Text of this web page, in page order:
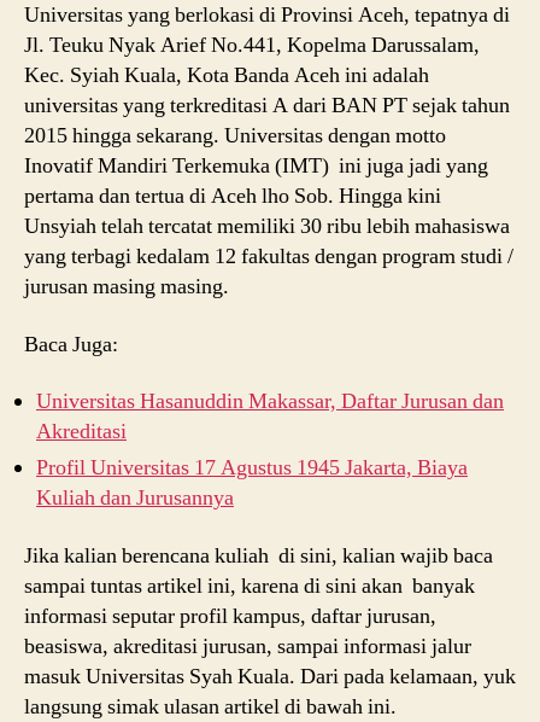
Universitas yang berlokasi di Provinsi Aceh, tepatnya di
Jl. Teuku Nyak Arief No.441, Kopelma Darussalam,
Kec. Syiah Kuala, Kota Banda Aceh ini adalah
universitas yang terkreditasi A dari BAN PT sejak tahun
2015 hingga sekarang. Universitas dengan motto
Inovatif Mandiri Terkemuka (IMT) ini juga jadi yang
pertama dan tertua di Aceh lho Sob. Hingga kini
Unsyiah telah tercatat memiliki 30 ribu lebih mahasiswa
yang terbagi kedalam 12 fakultas dengan program studi /
jurusan masing masing.
Baca Juga:
Universitas Hasanuddin Makassar, Daftar Jurusan dan
Akreditasi
Profil Universitas 17 Agustus 1945 Jakarta, Biaya
Kuliah dan Jurusannya
Jika kalian berencana kuliah di sini, kalian wajib baca
sampai tuntas artikel ini, karena di sini akan banyak
informasi seputar profil kampus, daftar jurusan,
beasiswa, akreditasi jurusan, sampai informasi jalur
masuk Universitas Syah Kuala. Dari pada kelamaan, yuk
langsung simak ulasan artikel di bawah ini.